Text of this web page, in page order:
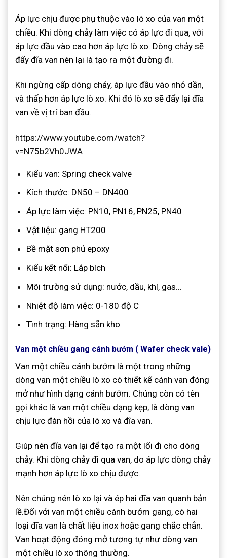
Áp lực chịu được phụ thuộc vào lò xo của van một
chiều. Khi dòng chảy làm việc có áp lực đi qua, với
áp lực đầu vào cao hơn áp lực lò xo. Dòng chảy sẽ
đẩy đĩa van nén lại là tạo ra một đường đi.
Khi ngừng cấp dòng chảy, áp lực đầu vào nhỏ dần,
và thấp hơn áp lực lò xo. Khi đó lò xo sẽ đẩy lại đĩa
van về vị trí ban đầu.
https://www.youtube.com/watch?
v=N75b2Vh0JWA
Kiểu van: Spring check valve
Kích thước: DN50 – DN400
Áp lực làm việc: PN10, PN16, PN25, PN40
Vật liệu: gang HT200
Bề mặt sơn phủ epoxy
Kiểu kết nối: Lắp bích
Môi trường sử dụng: nước, dầu, khí, gas…
Nhiệt độ làm việc: 0-180 độ C
Tình trạng: Hàng sẵn kho
Van một chiều gang cánh bướm ( Wafer check vale)
Van một chiều cánh bướm là một trong những
dòng van một chiều lò xo có thiết kế cánh van đóng
mở như hình dạng cánh bướm. Chúng còn có tên
gọi khác là van một chiều dạng kẹp, là dòng van
chịu lực đàn hồi của lò xo và đĩa van.
Giúp nén đĩa van lại để tạo ra một lối đi cho dòng
chảy. Khi dòng chảy đi qua van, do áp lực dòng chảy
mạnh hơn áp lực lò xo chịu được.
Nên chúng nén lò xo lại và ép hai đĩa van quanh bản
lề.Đối với van một chiều cánh bướm gang, có hai
loại đĩa van là chất liệu inox hoặc gang chắc chắn.
Van hoạt động đóng mở tương tự như dòng van
một chiều lò xo thông thường.